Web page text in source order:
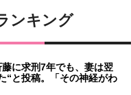
ンキング
に求刑7年でも、妻は翌
“と投稿。「その神経がわ